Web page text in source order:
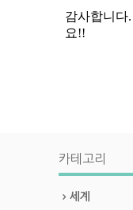
카테고리
세계